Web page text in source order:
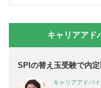
キャリアアド
SPIの替え玉受験で内
キャリアアドバ